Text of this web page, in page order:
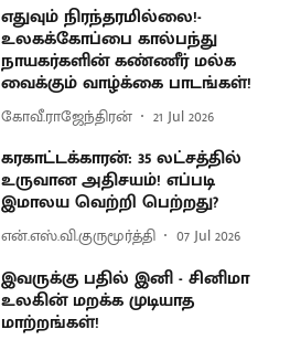
எதுவும் நிரந்தரமில்லை!-
உலகக்கோப்பை கால்பந்து
நாயகர்களின் கண்ணீர் மல்க
வைக்கும் வாழ்க்கை பாடங்கள்!
கோவீ.ராஜேந்திரன் 21 Jul 2026
கரகாட்டக்காரன்: 35 லட்சத்தில்
உருவான அதிசயம்! எப்படி
இமாலய வெற்றி பெற்றது?
என்.எஸ்.வி.குருமூர்த்தி 07 Jul 2026
இவருக்கு பதில் இனி - சினிமா
உலகின் மறக்க முடியாத
மாற்றங்கள்!